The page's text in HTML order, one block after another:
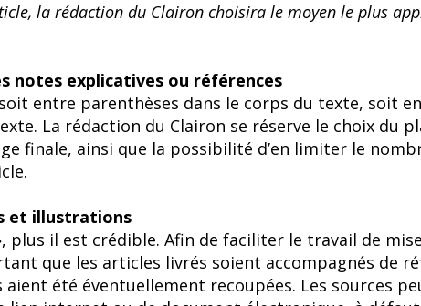
la rédaction du Clairon choisira le moyen le plus
notes explicatives ou références
entre parenthèses dans le corps du texte, soit
La rédaction du Clairon se réserve le choix du
finale, ainsi que la possibilité d’en limiter le
et illustrations
plus il est crédible. Afin de faciliter le travail de
que les articles livrés soient accompagnés de
aient été éventuellement recoupées. Les sources